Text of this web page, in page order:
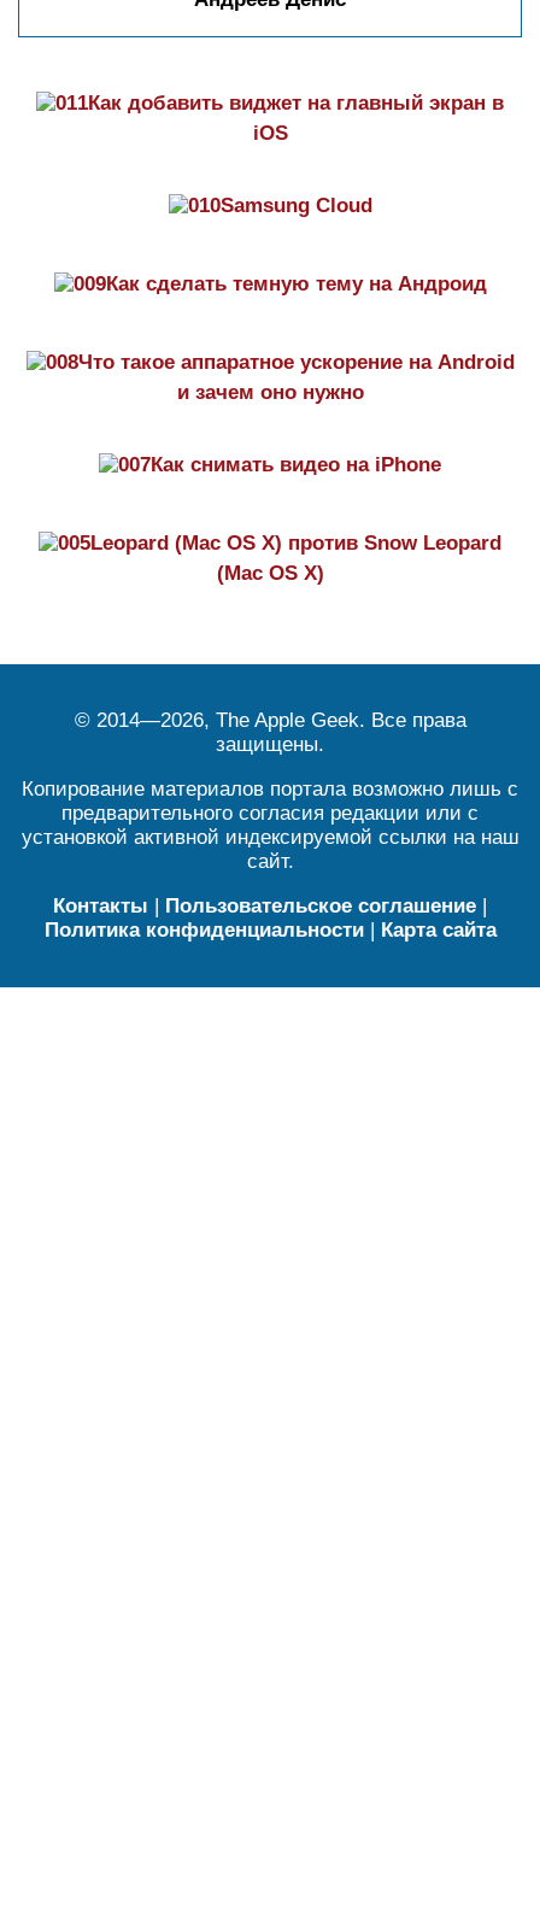
Как добавить виджет на главный экран в
iOS
Samsung Cloud
Как сделать темную тему на Aндроид
Что такое аппаратное ускорение на Android
и зачем оно нужно
Как снимать видео на iPhone
Leopard (Mac OS X) против Snow Leopard
(Mac OS X)
© 2014—2026, The Apple Geek. Все права
защищены.
Копирование материалов портала возможно лишь с
предварительного согласия редакции или с
установкой активной индексируемой ссылки на наш
сайт.
Контакты | Пользовательское соглашение |
Политика конфиденциальности| Карта сайта